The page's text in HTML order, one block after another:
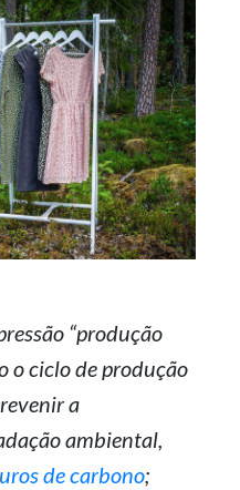
“produção
o ciclo de produção
a
ambiental,
de carbono;